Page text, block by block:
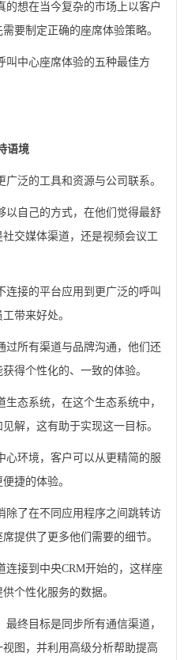
想在当今复杂的市场上以客户
要制定正确的座席体验策略。
中心座席体验的五种最佳方
语境
泛的工具和资源与公司联系。
自己的方式，在他们觉得最舒
交媒体渠道，还是视频会议工
接的平台应用到更广泛的呼叫
带来好处。
所有渠道与品牌沟通，他们还
得个性化的、一致的体验。
态系统，在这个生态系统中，
解，这有助于实现这一目标。
环境，客户可以从更精简的服
捷的体验。
了在不同应用程序之间跳转访
提供了更多他们需要的细节。
接到中央CRM开始的，这样座
个性化服务的数据。
终目标是同步所有通信渠道，
图，并利用高级分析帮助提高